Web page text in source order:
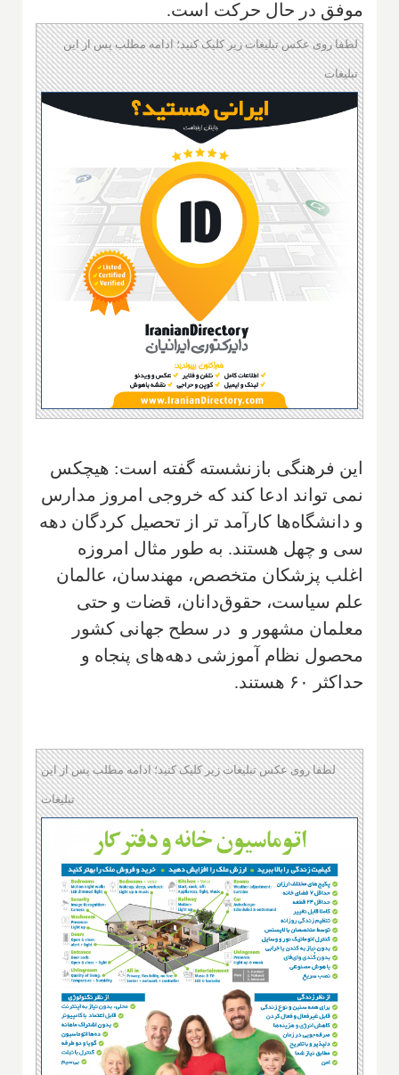
موفق در حال حرکت است.
لطفا روی عکس تبلیغات زیر کلیک کنید؛ ادامه مطلب پس از این
تبلیغات
این فرهنگی بازنشسته گفته است: هیچکس
نمی تواند ادعا کند که خروجی امروز مدارس
و دانشگاه‌ها کارآمد تر از تحصیل کردگان دهه
سی و چهل هستند. به طور مثال امروزه
اغلب پزشکان متخصص، مهندسان، عالمان
علم سیاست، حقوق‌دانان، قضات و حتی
معلمان مشهور و در سطح جهانی کشور
محصول نظام آموزشی دهه‌های پنجاه و
حداکثر ۶۰ هستند
.
لطفا روی عکس تبلیغات زیر کلیک کنید؛ ادامه مطلب پس از این
تبلیغات